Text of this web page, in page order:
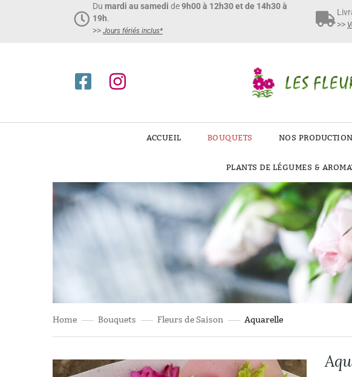
Du mardi au samedi de9h00 à 12h30 et de 14h30 à
19h.
>> Jours fériés inclus*​
>>
ACCUEIL BOUQUETS NOS
PLANTS DE LÉGUMES &
Home Bouquets Fleurs de Saison Aquarelle